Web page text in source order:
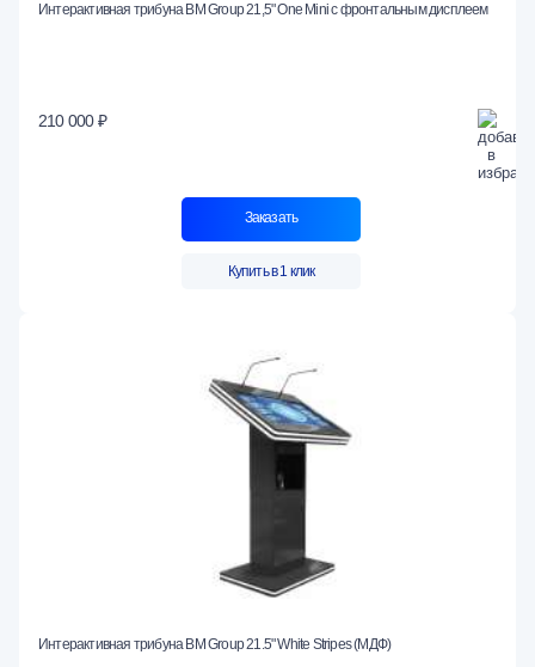
Интерактивная трибуна BM Group 21,5" One Mini с фронтальным дисплеем
210 000 ₽
Заказать
Купить в 1 клик
Интерактивная трибуна BM Group 21.5" White Stripes (МДФ)